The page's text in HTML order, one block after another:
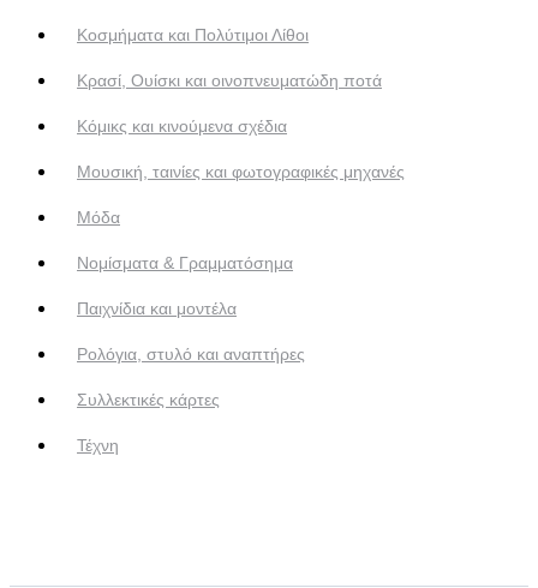
Κοσμήματα και Πολύτιμοι Λίθοι
Κρασί, Ουίσκι και οινοπνευματώδη ποτά
Κόμικς και κινούμενα σχέδια
Μουσική, ταινίες και φωτογραφικές μηχανές
Μόδα
Νομίσματα & Γραμματόσημα
Παιχνίδια και μοντέλα
Ρολόγια, στυλό και αναπτήρες
Συλλεκτικές κάρτες
Τέχνη